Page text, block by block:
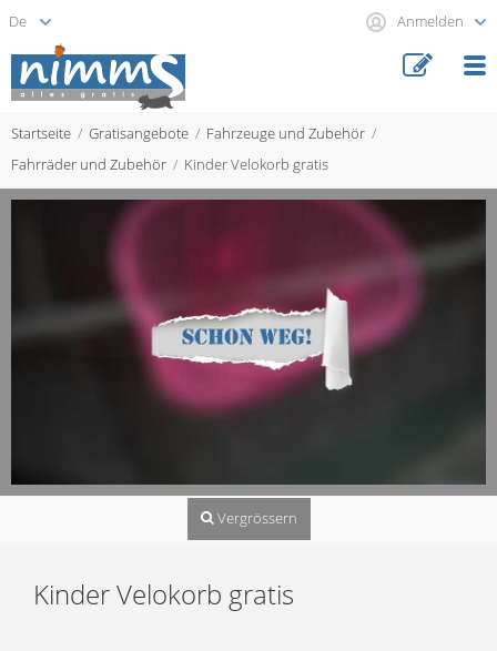
Anmelden
Startseite Gratisangebote
Fahrzeuge und Zubehör
Fahrräder und Zubehör
Kinder Velokorb gratis
Vergrössern
Kinder Velokorb gratis